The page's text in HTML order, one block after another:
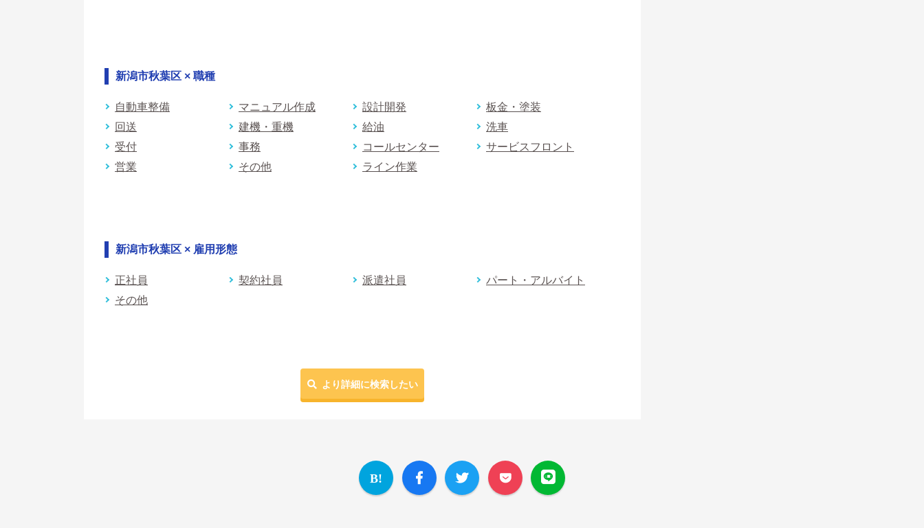
新潟市秋葉区 × 職種
自動車整備 マニュアル作成 設計開発
板金・塗装
回送
建機・重機 給油
洗車
受付
事務 コールセンター
サービスフロント
営業
その他 ライン作業
新潟市秋葉区 × 雇用形態
正社員 契約社員 派遣社員
パート・アルバイト
その他
より詳細に検索したい